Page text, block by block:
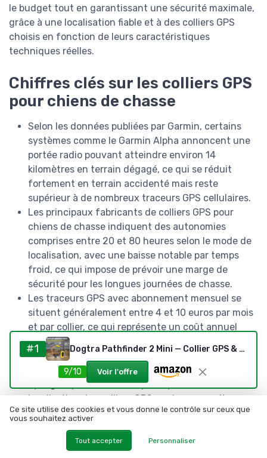
le budget tout en garantissant une sécurité maximale,
grâce à une localisation fiable et à des colliers GPS
choisis en fonction de leurs caractéristiques
techniques réelles.
Chiffres clés sur les colliers GPS
pour chiens de chasse
Selon les données publiées par Garmin, certains
systèmes comme le Garmin Alpha annoncent une
portée radio pouvant atteindre environ 14
kilomètres en terrain dégagé, ce qui se réduit
fortement en terrain accidenté mais reste
supérieur à de nombreux traceurs GPS cellulaires.
Les principaux fabricants de colliers GPS pour
chiens de chasse indiquent des autonomies
comprises entre 20 et 80 heures selon le mode de
localisation, avec une baisse notable par temps
froid, ce qui impose de prévoir une marge de
sécurité pour les longues journées de chasse.
Les traceurs GPS avec abonnement mensuel se
situent généralement entre 4 et 10 euros par mois
et par collier, ce qui représente un coût annuel
significatif pour les chasseurs qui équipent
plusieurs chiens.
Les tests indépendants publiés par des magazines
cynégétiques montrent que la précision de
localisation des colliers GPS modernes se situe
souvent autour de 5 à 10 mètres en conditions
favorables, une marge suffisante pour retrouver
rapidement un chien de chasse en difficulté.
#1 Dogtra Pathfinder 2 Mini — Collier GPS & Dressage
9/10 Voir l'offre
Ce site utilise des cookies et vous donne le contrôle sur ceux que
vous souhaitez activer
Tout accepter Personnaliser